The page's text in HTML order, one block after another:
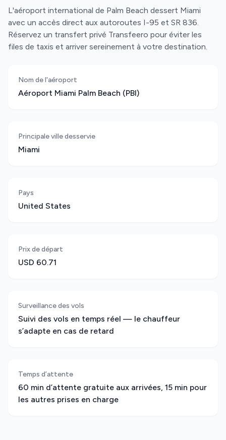
L'aéroport international de Palm Beach dessert Miami
avec un accès direct aux autoroutes I-95 et SR 836.
Réservez un transfert privé Transfeero pour éviter les
files de taxis et arriver sereinement à votre destination.
Nom de l'aéroport
Aéroport Miami Palm Beach (PBI)
Principale ville desservie
Miami
Pays
United States
Prix de départ
USD 60.71
Surveillance des vols
Suivi des vols en temps réel — le chauffeur
s’adapte en cas de retard
Temps d’attente
60 min d’attente gratuite aux arrivées, 15 min pour
les autres prises en charge